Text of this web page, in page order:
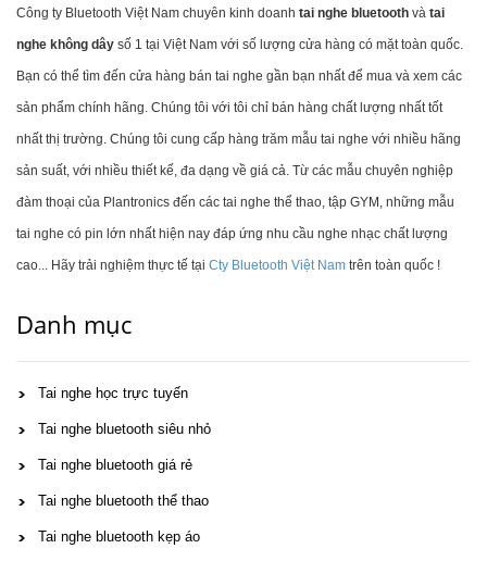
Công ty Bluetooth Việt Nam chuyên kinh doanh tai nghe bluetooth và tai
nghe không dây số 1 tại Việt Nam với số lượng cửa hàng có mặt toàn quốc.
Bạn có thể tìm đến cửa hàng bán tai nghe gần bạn nhất để mua và xem các
sản phẩm chính hãng. Chúng tôi với tôi chỉ bán hàng chất lượng nhất tốt
nhất thị trường. Chúng tôi cung cấp hàng trăm mẫu tai nghe với nhiều hãng
sản suất, với nhiều thiết kế, đa dạng về giá cả. Từ các mẫu chuyên nghiệp
đàm thoại của Plantronics đến các tai nghe thể thao, tập GYM, những mẫu
tai nghe có pin lớn nhất hiện nay đáp ứng nhu cầu nghe nhạc chất lượng
cao... Hãy trải nghiệm thực tế tại Cty Bluetooth Việt Nam trên toàn quốc !
Danh mục
Tai nghe học trực tuyến
Tai nghe bluetooth siêu nhỏ
Tai nghe bluetooth giá rẻ
Tai nghe bluetooth thể thao
Tai nghe bluetooth kẹp áo